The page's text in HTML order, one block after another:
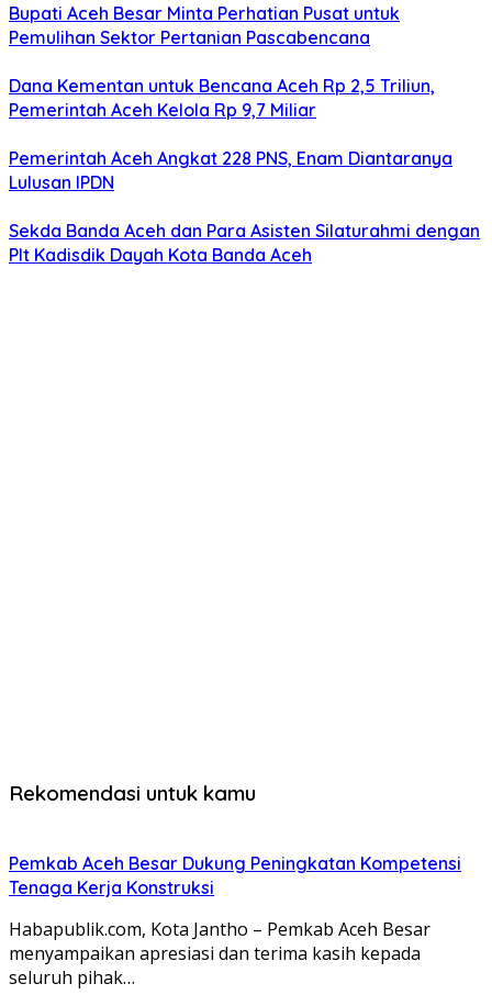
Bupati Aceh Besar Minta Perhatian Pusat untuk
Pemulihan Sektor Pertanian Pascabencana
Dana Kementan untuk Bencana Aceh Rp 2,5 Triliun,
Pemerintah Aceh Kelola Rp 9,7 Miliar
Pemerintah Aceh Angkat 228 PNS, Enam Diantaranya
Lulusan IPDN
Sekda Banda Aceh dan Para Asisten Silaturahmi dengan
Plt Kadisdik Dayah Kota Banda Aceh
Rekomendasi untuk kamu
Pemkab Aceh Besar Dukung Peningkatan Kompetensi
Tenaga Kerja Konstruksi
Habapublik.com, Kota Jantho – Pemkab Aceh Besar
menyampaikan apresiasi dan terima kasih kepada
seluruh pihak…